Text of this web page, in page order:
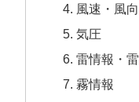
風速・風
気圧
雷情報・
霧情報